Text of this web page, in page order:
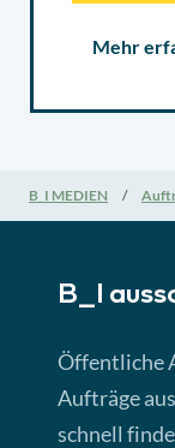
Mehr
B_I MEDIEN
B_I
Öffentliche
Aufträge
schnell